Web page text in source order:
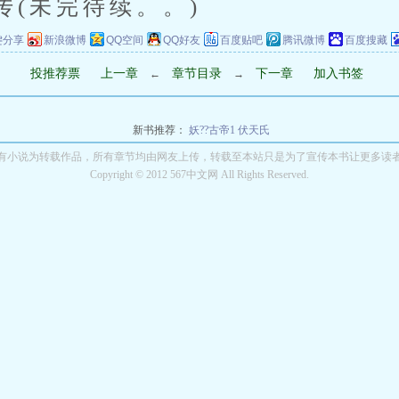
(未完待续。。)
分享 新浪微博 QQ空间 QQ好友 百度贴吧 腾讯微博 百度搜藏
投推荐票 上一章 ← 章节目录 → 下一章 加入书签
新书推荐： 妖??古帝1 伏天氏
小说为转载作品，所有章节均由网友上传，转载至本站只是为了宣传本书让更多读
Copyright © 2012 567中文网 All Rights Reserved.